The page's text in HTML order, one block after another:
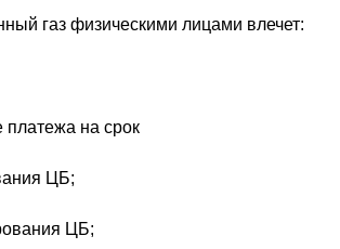
газ физическими лицами влечет:
на срок
ЦБ;
ЦБ;